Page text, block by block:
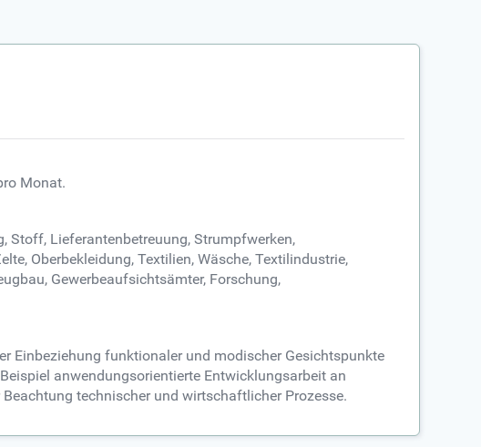
Monat.
Stoff, Lieferantenbetreuung, Strumpfwerken,
Oberbekleidung, Textilien, Wäsche, Textilindustrie,
Gewerbeaufsichtsämter, Forschung,
Einbeziehung funktionaler und modischer Gesichtspunkte
anwendungsorientierte Entwicklungsarbeit an
technischer und wirtschaftlicher Prozesse.